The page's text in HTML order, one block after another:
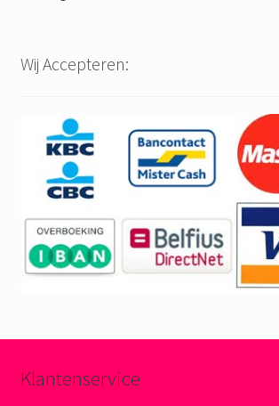
Wij Accepteren:
Klantenservice